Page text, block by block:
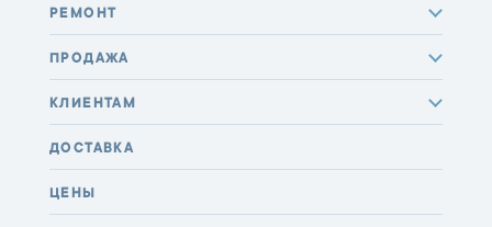
РЕМОНТ
ПРОДАЖА
КЛИЕНТАМ
ДОСТАВКА
ЦЕНЫ